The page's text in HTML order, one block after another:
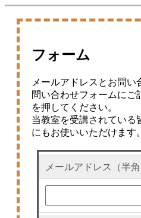
フォーム
メールアドレスとお問い
問い合わせフォームにご
を押してください。
当教室を受講されている
にもお使いいただけます。
メールアドレス（半角